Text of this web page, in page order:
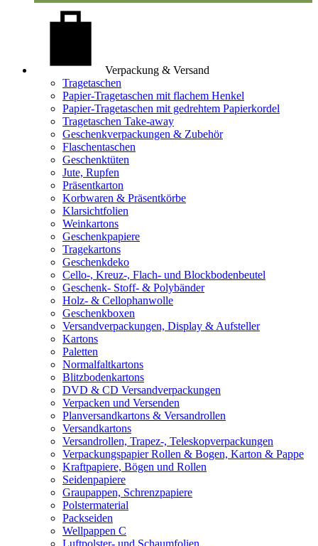
Verpackung & Versand
Tragetaschen
Papier-Tragetaschen mit flachem Henkel
Papier-Tragetaschen mit gedrehtem Papierkordel
Tragetaschen Take-away
Geschenkverpackungen & Zubehör
Flaschentaschen
Geschenktüten
Jute, Rupfen
Präsentkarton
Korbwaren & Präsentkörbe
Klarsichtfolien
Weinkartons
Geschenkpapiere
Tragekartons
Geschenkdeko
Cello-, Kreuz-, Flach- und Blockbodenbeutel
Geschenk- Stoff- & Polybänder
Holz- & Cellophanwolle
Geschenkboxen
Versandverpackungen, Display & Aufsteller
Kartons
Paletten
Normalfaltkartons
Blitzbodenkartons
DVD & CD Versandverpackungen
Verpacken und Versenden
Planversandkartons & Versandrollen
Versandkartons
Versandrollen, Trapez-, Teleskopverpackungen
Verpackungspapier Rollen & Bogen, Karton & Pappe
Kraftpapiere, Bögen und Rollen
Seidenpapiere
Graupappen, Schrenzpapiere
Polstermaterial
Packseiden
Wellpappen C